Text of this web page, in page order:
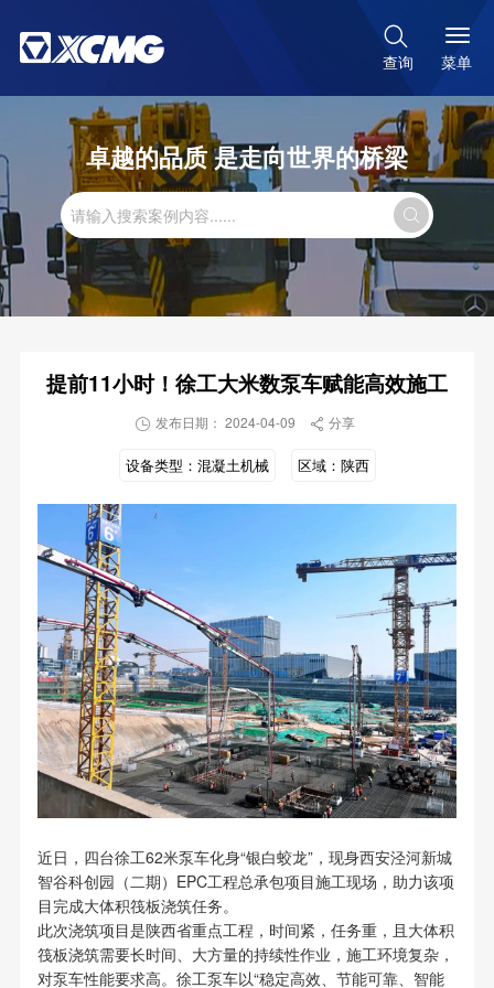

查询 菜单
卓越的品质 是走向世界的桥梁

提前11小时！徐工大米数泵车赋能高效施工
 发布日期： 2024-04-09  分享
设备类型： 混凝土机械 区域： 陕西
近日，四台徐工62米泵车化身“银白蛟龙”，现身西安泾河新城
智谷科创园（二期）EPC工程总承包项目施工现场，助力该项
目完成大体积筏板浇筑任务。
此次浇筑项目是陕西省重点工程，时间紧，任务重，且大体积
筏板浇筑需要长时间、大方量的持续性作业，施工环境复杂，
对泵车性能要求高。徐工泵车以“稳定高效、节能可靠、智能